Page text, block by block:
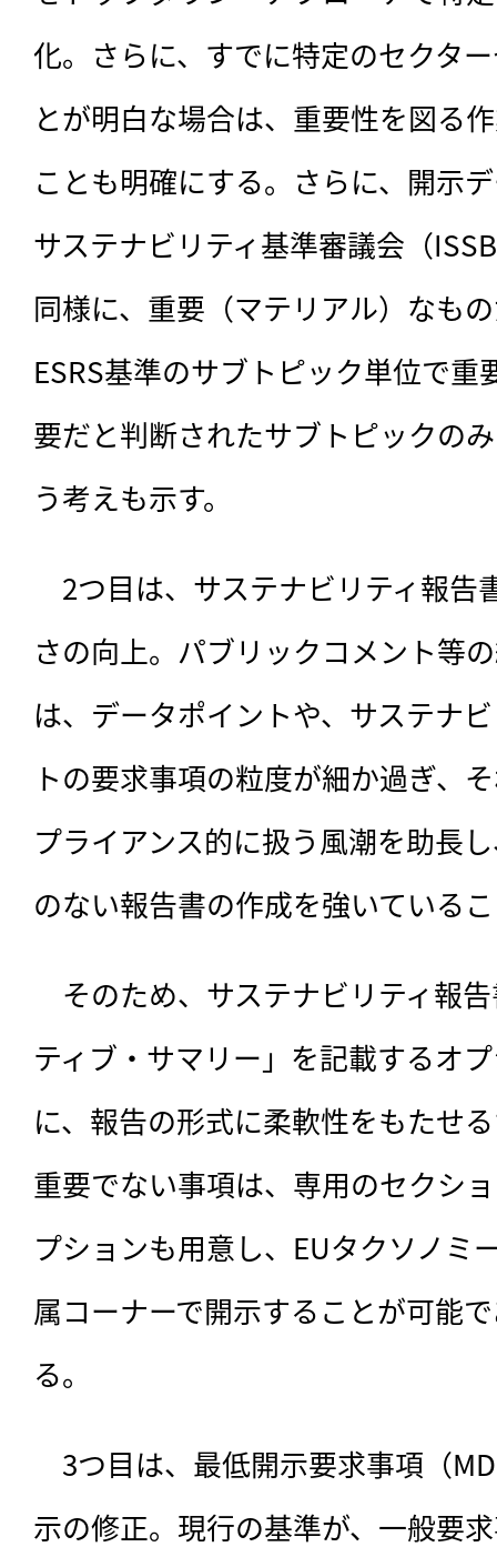
化。さらに、すでに特定のセクタ
とが明白な場合は、重要性を図る
ことも明確にする。さらに、開示
サステナビリティ基準審議会（
同様に、重要（マテリアル）なも
ESRS基準のサブトピック単位で
要だと判断されたサブトピックの
う考えも示す。
2つ目は、サステナビリティ報告
さの向上。パブリックコメント等
は、データポイントや、サステナ
トの要求事項の粒度が細か過ぎ、
プライアンス的に扱う風潮を助長
のない報告書の作成を強いている
そのため、サステナビリティ報
ティブ・サマリー」を記載するオ
に、報告の形式に柔軟性をもたせ
重要でない事項は、専用のセクシ
プションも用意し、EUタクソノミ
属コーナーで開示することが可能
る。
3つ目は、最低開示要求事項（
示の修正。現行の基準が、一般要